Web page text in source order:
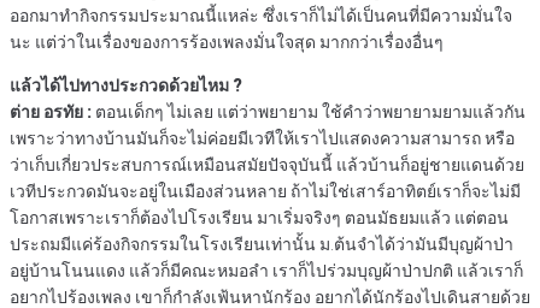
ออกมาทำกิจกรรมประมาณนี้แหล่ะ ซึ่งเราก็ไม่ได้เป็นคนที่มีความมั่นใจ
นะ แต่ว่าในเรื่องของการร้องเพลงมั่นใจสุด มากกว่าเรื่องอื่นๆ
แล้วได้ไปทางประกวดด้วยไหม ?
ต่าย อรทัย : ตอนเด็กๆ ไม่เลย แต่ว่าพยายาม ใช้คำว่าพยายามยามแล้วกัน
เพราะว่าทางบ้านมันก็จะไม่ค่อยมีเวทีให้เราไปแสดงความสามารถ หรือ
ว่าเก็บเกี่ยวประสบการณ์เหมือนสมัยปัจจุบันนี้ แล้วบ้านก็อยู่ชายแดนด้วย
เวทีประกวดมันจะอยู่ในเมืองส่วนหลาย ถ้าไม่ใช่เสาร์อาทิตย์เราก็จะไม่มี
โอกาสเพราะเราก็ต้องไปโรงเรียน มาเริ่มจริงๆ ตอนมัธยมแล้ว แต่ตอน
ประถมมีแค่ร้องกิจกรรมในโรงเรียนเท่านั้น ม.ต้นจำได้ว่ามันมีบุญผ้าป่า
อยู่บ้านโนนแดง แล้วก็มีคณะหมอลำ เราก็ไปร่วมบุญผ้าป่าปกติ แล้วเราก็
อยากไปร้องเพลง เขาก็กำลังเฟ้นหานักร้อง อยากได้นักร้องไปเดินสายด้วย